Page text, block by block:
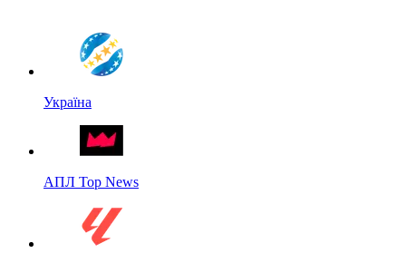
Україна
АПЛ Top News